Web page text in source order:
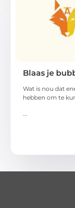
Blaas je
Wat is nou dat
hebben om te